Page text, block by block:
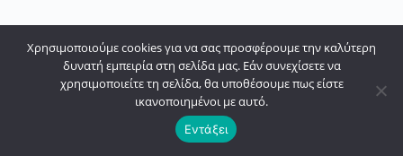
Χρησιμοποιούμε cookies για να σας προσφέρουμε την καλύτερη
δυνατή εμπειρία στη σελίδα μας. Εάν συνεχίσετε να
χρησιμοποιείτε τη σελίδα, θα υποθέσουμε πως είστε
ικανοποιημένοι με αυτό.
Εντάξει